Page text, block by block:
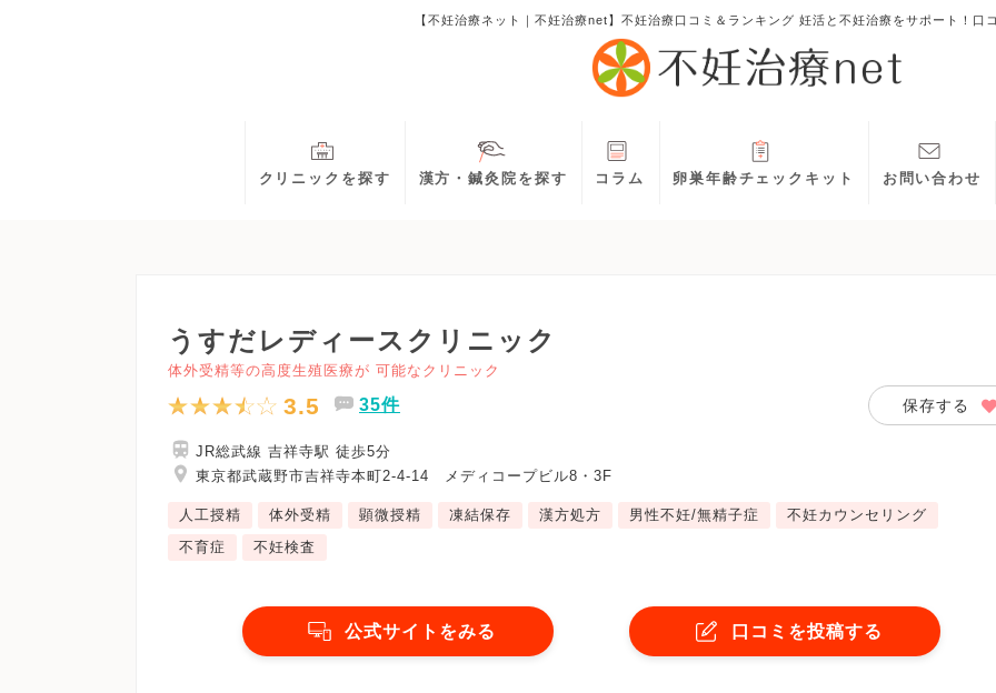
【不妊治療ネット｜不妊治療net】不妊治療口コミ＆ランキング 妊活と不妊治療をサポート！口
クリニックを探す 漢方・鍼灸院を探す コラム 卵巣年齢チェックキット お問い合わせ
うすだレディースクリニック
体外受精等の高度生殖医療が 可能なクリニック
3.5 35件 保存する
JR総武線 吉祥寺駅 徒歩5分
東京都武蔵野市吉祥寺本町2-4-14 メディコープビル8・3F
人工授精 体外受精 顕微授精 凍結保存 漢方処方 男性不妊/無精子症
不妊カウンセリング
不育症
不妊検査
公式サイトをみる 口コミを投稿する